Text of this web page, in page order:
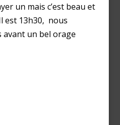
un mais c’est beau et
est 13h30, nous
un bel orage